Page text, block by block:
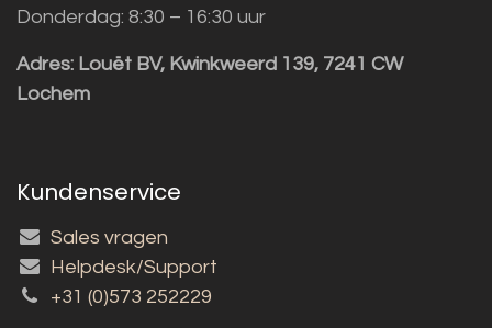
Donderdag: 8:30 – 16:30 uur
Adres: Louët BV, Kwinkweerd 139, 7241 CW
Lochem
Kundenservice
Sales vragen
Helpdesk/Support
+31 (0)573 252229